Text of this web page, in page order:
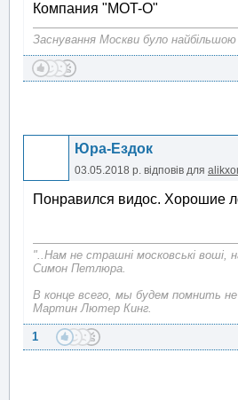
Компания "MOT-O"
Заснування Москви було
Юра-Ездок
03.05.2018 р. відповів для
Понравился видос. Хорошие
"..Нам не страшні московські воші,
Симон Петлюра.
В конце всего, мы будем помнить
Мартин Лютер Кинг.
1